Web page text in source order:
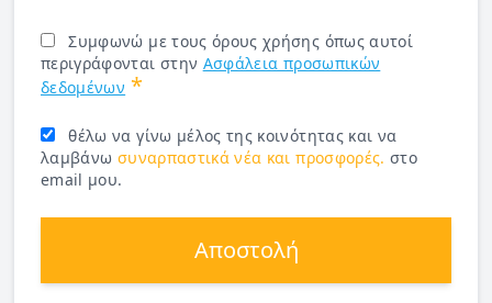
Συμφωνώ με τους όρους χρήσης όπως αυτοί
περιγράφονται στην Ασφάλεια προσωπικών
δεδομένων *
θέλω να γίνω μέλος της κοινότητας και να
λαμβάνω συναρπαστικά νέα και προσφορές. στο
email μου.
Αποστολή